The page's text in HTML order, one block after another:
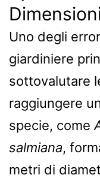
Uno degli
giardiniere
sottovalutare
raggiungere
specie, come
salmiana,
metri di